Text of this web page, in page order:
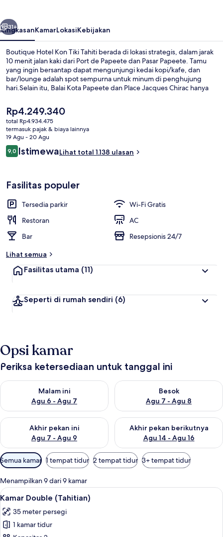
Berikutnya
31+
RingkasanKamarLokasiKebijakan
Boutique Hotel Kon Tiki Tahiti berada di lokasi strategis, dalam jarak
10 menit jalan kaki dari Port de Papeete dan Pasar Papeete. Tamu
yang ingin bersantap dapat mengunjungi kedai kopi/kafe, dan
bar/lounge adalah spot sempurna untuk minum di penghujung
hari.Selain itu, Balai Kota Papeete dan Place Jacques Chirac hanya
dan lokasi di pusat.
Harga
saat
ini
Rp4.249.340
Rp4.249.340
total Rp4.934.475
termasuk pajak & biaya lainnya
19 Agu - 20 Agu
Ulasan
9,09,0 dari 10
IstimewaLihat total 1.138 ulasan
Fasilitas populer
Tersedia parkir
Wi-Fi Gratis
Restoran
AC
Bar
Resepsionis 24/7
Lihat semua
Fasilitas utama (11)
Seperti di rumah sendiri (6)
Opsi kamar
Periksa ketersediaan untuk tanggal ini
Malam ini
Agu 6 - Agu 7
Periksa ketersediaan untuk malam ini Agu 6 - Agu 7
Besok
Agu 7 - Agu 8
Periksa ketersediaan untuk
Akhir pekan ini
Agu 7 - Agu 9
Periksa ketersediaan untuk akhir pekan ini Agu 7 - Agu 9
Akhir pekan berikutnya
Agu 14 - Agu 16
Periksa ketersediaan untuk
Filter
tersedia
untuk
kamar
Semua kamar 1 tempat tidur 2 tempat tidur 3+ tempat tidur
Menampilkan 9 dari 9 kamar
Lihat
semua
foto
untuk
Seprai katun Mesir, seprai premium,
7
Kamar Double (Tahitian)
35 meter persegi
1 kamar tidur